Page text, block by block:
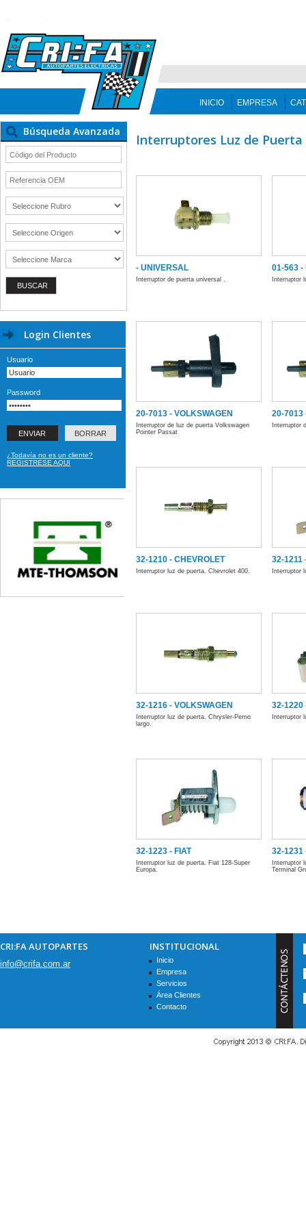
INICIO EMPRESA
Búsqueda Avanzada
Login Clientes
Usuario
Password
¿Todavía no es un cliente?
REGISTRESE AQUI
Interruptores Luz de Puerta
- UNIVERSAL
Interruptor de puerta universal .
01-563 -
Interruptor
20-7013 - VOLKSWAGEN
Interruptor de luz de puerta Volkswagen
Pointer Passat
20-7013
Interruptor
32-1210 - CHEVROLET
Interruptor luz de puerta. Chevrolet 400.
32-1211
Interruptor
32-1216 - VOLKSWAGEN
Interruptor luz de puerta. Chrysler-Perno
largo.
32-1220
Interruptor
32-1223 - FIAT
Interruptor luz de puerta. Fiat 128-Super
Europa.
32-1231
Interruptor
Terminal
CRI:FA AUTOPARTES
info@crifa.com.ar
INSTITUCIONAL
Inicio
Empresa
Servicios
Área Clientes
Contacto